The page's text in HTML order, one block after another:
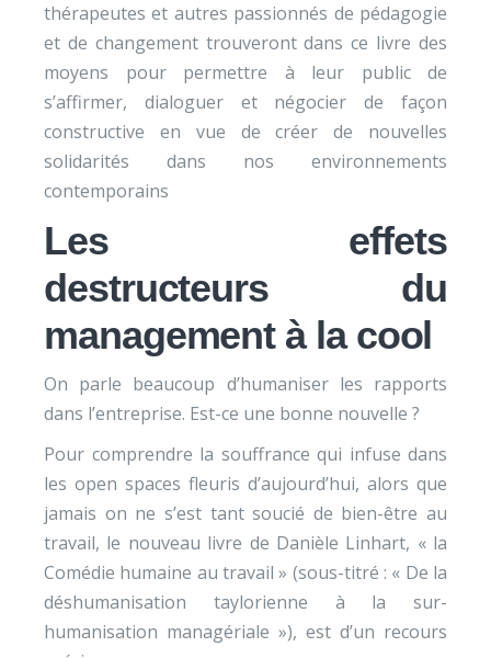
thérapeutes et autres passionnés de pédagogie
et de changement trouveront dans ce livre des
moyens pour permettre à leur public de
s’affirmer, dialoguer et négocier de façon
constructive en vue de créer de nouvelles
solidarités dans nos environnements
contemporains
Les effets
destructeurs du
management à la cool
On parle beaucoup d’humaniser les rapports
dans l’entreprise. Est-ce une bonne nouvelle ?
Pour comprendre la souffrance qui infuse dans
les open spaces fleuris d’aujourd’hui, alors que
jamais on ne s’est tant soucié de bien-être au
travail, le nouveau livre de Danièle Linhart, « la
Comédie humaine au travail » (sous-titré : « De la
déshumanisation taylorienne à la sur-
humanisation managériale »), est d’un recours